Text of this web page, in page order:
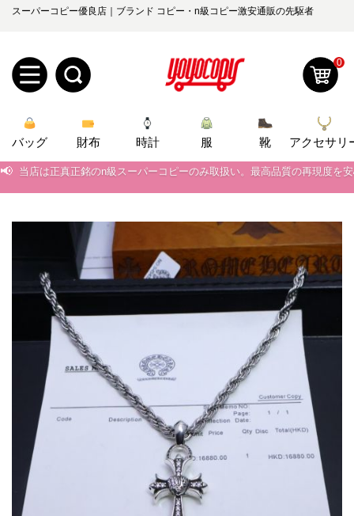
スーパーコピー優良店｜ブランド コピー・n級コピー激安通販の先駆者
規
ユ
ロ
グ
yoyocopys@gmail.com
2026人気特集
バッグ
財布
時計
服
ズボン
衣装セット
靴
住まい用品
アクセサリー
ベルト
スカーフ
アイフォーンケ
ース
小物
0
バッグ 財布 時計 服 靴
アクセサリ
当店は正真正銘のn級スーパーコピーのみ取扱い。最高品質の再現度を
2026春の新作続々更新中！期間中のご注文でお得な割引をご利用いただ
新作入荷！ルイ・ヴィトンスーパーコピー バッグ最新モデルが登場。